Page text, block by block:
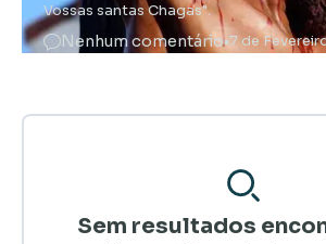
Vossas santas Chagas".
Nenhum comentário•7 de
Sem resultados